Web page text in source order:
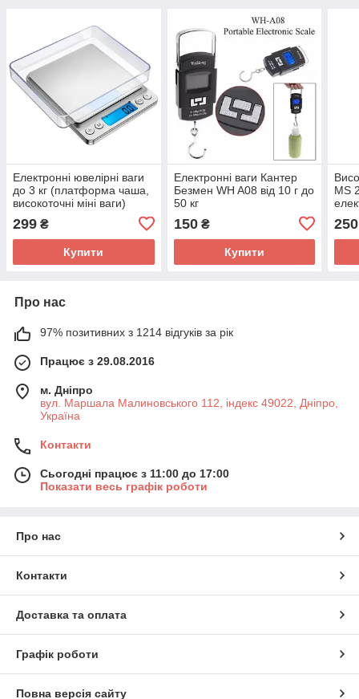
Електронні ювелірні ваги
до 3 кг (платформа чаша,
високоточні міні ваги)
299 ₴
Купити
Електронні ваги Кантер
Безмен WH A08 від 10 г до
50 кг
150₴
Купити
MS
250
Про нас
97% позитивних з 1214 відгуків за рік
Працює з 29.08.2016
м. Дніпро
вул. Маршала Малиновського 112, індекс 49022, Дніпро,
Україна
Контакти
Сьогодні працює з 11:00 до 17:00
Показати весь графік роботи
Про нас
Контакти
Доставка та оплата
Графік роботи
Повна версія сайту